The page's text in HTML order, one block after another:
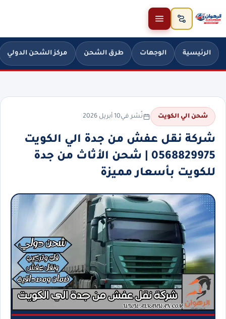
تخطَّ إلى المحتوى
الرئيسية الوجهات طرق الشحن مركز الشحن الدولي
شحن الي الكويت نُشر في10 أبريل 2026
شركة نقل عفش من جدة الي الكويت
0568829975 | شحن الأثاث من جدة
للكويت بأسعار مميزة